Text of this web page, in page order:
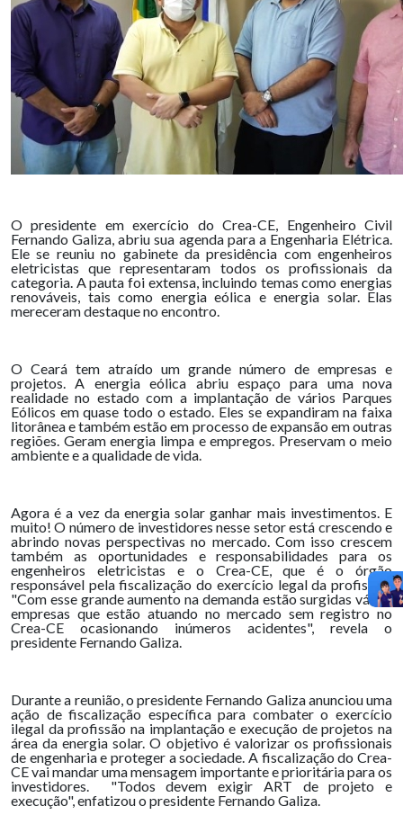
O presidente em exercício do Crea-CE, Engenheiro Civil
Fernando Galiza, abriu sua agenda para a Engenharia Elétrica.
Ele se reuniu no gabinete da presidência com engenheiros
eletricistas que representaram todos os profissionais da
categoria. A pauta foi extensa, incluindo temas como energias
renováveis, tais como energia eólica e energia solar. Elas
mereceram destaque no encontro.
O Ceará tem atraído um grande número de empresas e
projetos. A energia eólica abriu espaço para uma nova
realidade no estado com a implantação de vários Parques
Eólicos em quase todo o estado. Eles se expandiram na faixa
litorânea e também estão em processo de expansão em outras
regiões. Geram energia limpa e empregos. Preservam o meio
ambiente e a qualidade de vida.
Agora é a vez da energia solar ganhar mais investimentos. E
muito! O número de investidores nesse setor está crescendo e
abrindo novas perspectivas no mercado. Com isso crescem
também as oportunidades e responsabilidades para os
engenheiros eletricistas e o Crea-CE, que é o órgão
responsável pela fiscalização do exercício legal da profissão.
"Com esse grande aumento na demanda estão surgidas várias
empresas que estão atuando no mercado sem registro no
Crea-CE ocasionando inúmeros acidentes", revela o
presidente Fernando Galiza.
Durante a reunião, o presidente Fernando Galiza anunciou uma
ação de fiscalização específica para combater o exercício
ilegal da profissão na implantação e execução de projetos na
área da energia solar. O objetivo é valorizar os profissionais
de engenharia e proteger a sociedade. A fiscalização do Crea-
CE vai mandar uma mensagem importante e prioritária para os
investidores. "Todos devem exigir ART de projeto e
execução", enfatizou o presidente Fernando Galiza.